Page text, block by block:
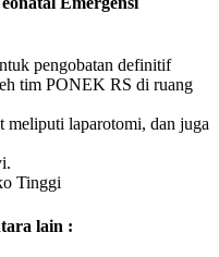
pengobatan definitif
tim PONEK RS di ruang
meliputi laparotomi, dan juga
Tinggi
lain :